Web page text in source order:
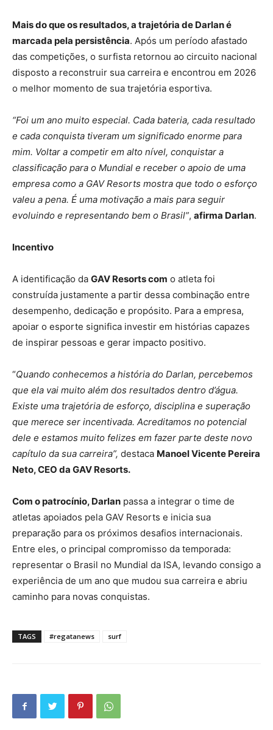
Mais do que os resultados, a trajetória de Darlan é
marcada pela persistência. Após um período afastado
das competições, o surfista retornou ao circuito nacional
disposto a reconstruir sua carreira e encontrou em 2026
o melhor momento de sua trajetória esportiva.
“Foi um ano muito especial. Cada bateria, cada resultado
e cada conquista tiveram um significado enorme para
mim. Voltar a competir em alto nível, conquistar a
classificação para o Mundial e receber o apoio de uma
empresa como a GAV Resorts mostra que todo o esforço
valeu a pena. É uma motivação a mais para seguir
evoluindo e representando bem o Brasil”, afirma Darlan.
Incentivo
A identificação da GAV Resorts com o atleta foi
construída justamente a partir dessa combinação entre
desempenho, dedicação e propósito. Para a empresa,
apoiar o esporte significa investir em histórias capazes
de inspirar pessoas e gerar impacto positivo.
“Quando conhecemos a história do Darlan, percebemos
que ela vai muito além dos resultados dentro d’água.
Existe uma trajetória de esforço, disciplina e superação
que merece ser incentivada. Acreditamos no potencial
dele e estamos muito felizes em fazer parte deste novo
capítulo da sua carreira”, destaca Manoel Vicente Pereira
Neto, CEO da GAV Resorts.
Com o patrocínio, Darlan passa a integrar o time de
atletas apoiados pela GAV Resorts e inicia sua
preparação para os próximos desafios internacionais.
Entre eles, o principal compromisso da temporada:
representar o Brasil no Mundial da ISA, levando consigo a
experiência de um ano que mudou sua carreira e abriu
caminho para novas conquistas.
TAGS #regatanews surf